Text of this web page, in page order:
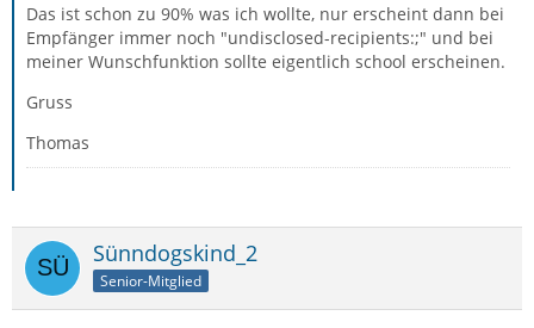
Das ist schon zu 90% was ich wollte, nur erscheint dann bei
Empfänger immer noch "undisclosed-recipients:;" und bei
meiner Wunschfunktion sollte eigentlich school erscheinen.
Gruss
Thomas
Sünndogskind_2
Senior-Mitglied